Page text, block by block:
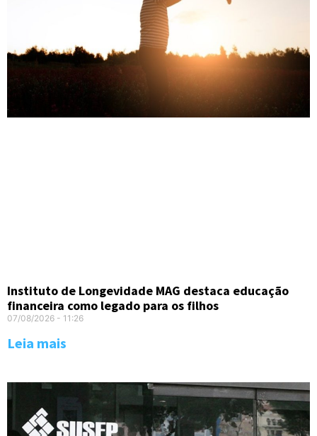
Instituto de Longevidade MAG destaca educação
financeira como legado para os filhos
07/08/2026 11:26
Leia mais